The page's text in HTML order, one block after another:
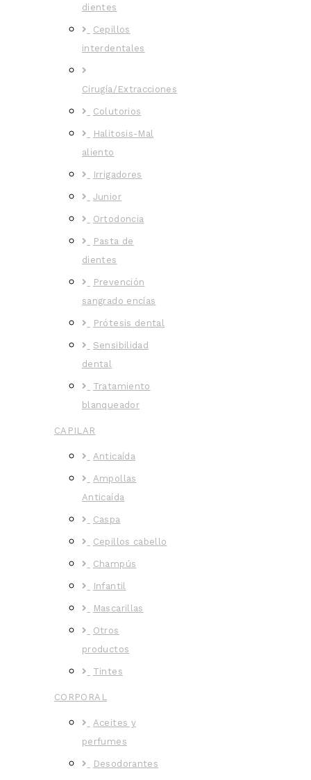
dientes
Cepillos
interdentales
Cirugía/Extracciones
Colutorios
Halitosis-Mal
aliento
Irrigadores
Junior
Ortodoncia
Pasta de
dientes
Prevención
sangrado encías
Prótesis dental
Sensibilidad
dental
Tratamiento
blanqueador
CAPILAR
Anticaída
Ampollas
Anticaída
Caspa
Cepillos cabello
Champús
Infantil
Mascarillas
Otros
productos
Tintes
CORPORAL
Aceites y
perfumes
Desodorantes